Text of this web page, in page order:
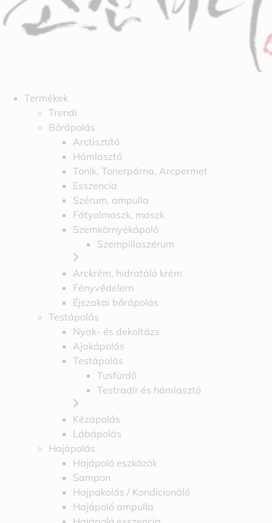
Termékek
Trendi
Bőrápolás
Arctisztító
Hámlasztó
Tonik, Tonerpárna, Arcpermet
Esszencia
Szérum, ampulla
Fátyolmaszk, maszk
Szemkörnyékápoló
Szempillaszérum
Arckrém, hidratáló krém
Fényvédelem
Éjszakai bőrápolás
Testápolás
Nyak- és dekoltázs
Ajakápolás
Testápolás
Tusfürdő
Testradír és hámlasztó
Kézápolás
Lábápolás
Hajápolás
Hajápoló eszközök
Sampon
Hajpakolás / Kondícionáló
Hajápoló ampulla